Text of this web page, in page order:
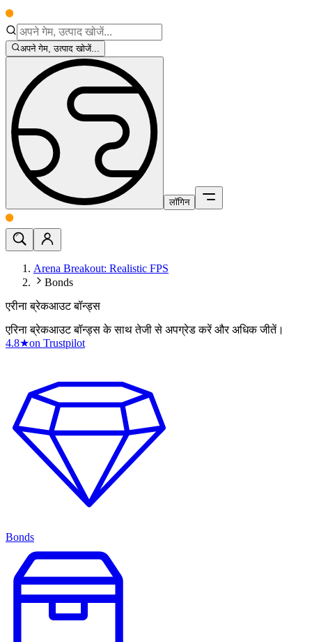
अपने गेम, उत्पाद खोजें...
लॉगिन
Arena Breakout: Realistic FPS
Bonds
एरीना ब्रेकआउट बॉन्ड्स
एरिना ब्रेकआउट बॉन्ड्स के साथ तेजी से अपग्रेड करें और अधिक जीतें।
4.8★on Trustpilot
Bonds